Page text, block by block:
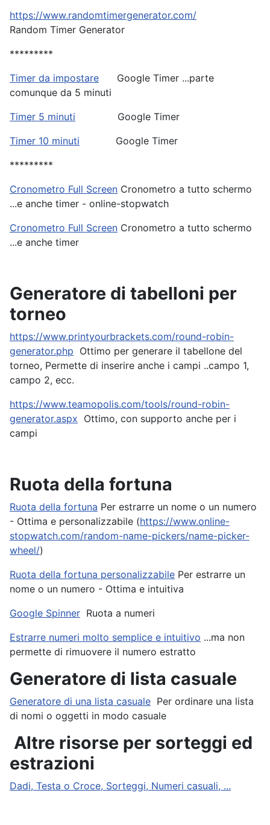
https://www.randomtimergenerator.com/
Random Timer Generator
*********
Timer da impostare Google Timer ...parte
comunque da 5 minuti
Timer 5 minuti Google Timer
Timer 10 minuti Google Timer
*********
Cronometro Full Screen Cronometro a tutto schermo
...e anche timer - online-stopwatch
Cronometro Full Screen Cronometro a tutto schermo
...e anche timer
Generatore di tabelloni per
torneo
https://www.printyourbrackets.com/round-robin-
generator.php Ottimo per generare il tabellone del
torneo, Permette di inserire anche i campi ..campo 1,
campo 2, ecc.
https://www.teamopolis.com/tools/round-robin-
generator.aspx Ottimo, con supporto anche per i
campi
Ruota della fortuna
Ruota della fortuna Per estrarre un nome o un numero
- Ottima e personalizzabile (https://www.online-
stopwatch.com/random-name-pickers/name-picker-
wheel/)
Ruota della fortuna personalizzabile Per estrarre un
nome o un numero - Ottima e intuitiva
Google Spinner Ruota a numeri
Estrarre numeri molto semplice e intuitivo ...ma non
permette di rimuovere il numero estratto
Generatore di lista casuale
Generatore di una lista casuale Per ordinare una lista
di nomi o oggetti in modo casuale
Altre risorse per sorteggi ed
estrazioni
Dadi, Testa o Croce, Sorteggi, Numeri casuali, ...